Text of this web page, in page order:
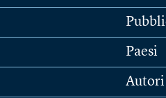
Paesi
Autori